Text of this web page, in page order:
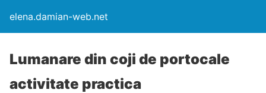
elena.damian-web.net
Lumanare din coji de portocale
activitate practica